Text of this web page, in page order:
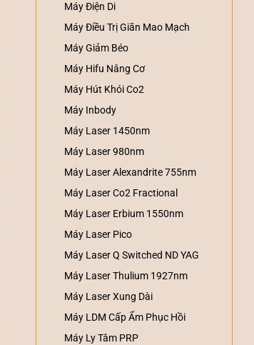
Máy Điện Di
Máy Điều Trị Giãn Mao Mạch
Máy Giảm Béo
Máy Hifu Nâng Cơ
Máy Hút Khói Co2
Máy Inbody
Máy Laser 1450nm
Máy Laser 980nm
Máy Laser Alexandrite 755nm
Máy Laser Co2 Fractional
Máy Laser Erbium 1550nm
Máy Laser Pico
Máy Laser Q Switched ND YAG
Máy Laser Thulium 1927nm
Máy Laser Xung Dài
Máy LDM Cấp Ẩm Phục Hồi
Máy Ly Tâm PRP